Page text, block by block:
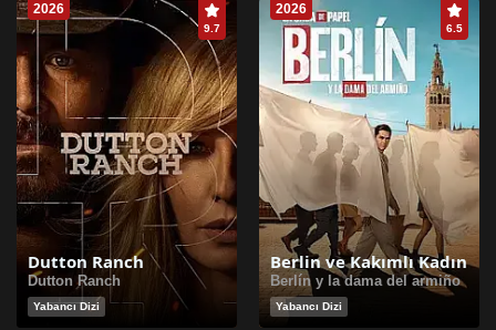
2026
9.7
Dutton Ranch
Dutton Ranch
Yabancı Dizi
2026
6.5
Berlin ve Kakımlı Kadın
Berlín y la dama del armiño
Yabancı Dizi